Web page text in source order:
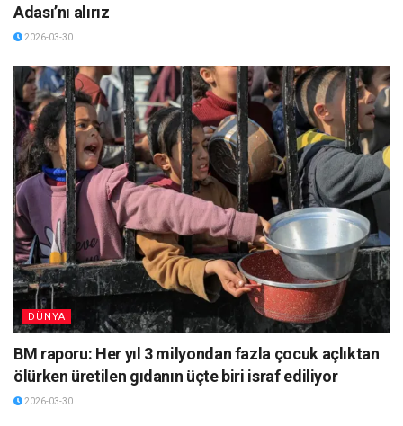
Adası’nı alırız
2026-03-30
DÜNYA
BM raporu: Her yıl 3 milyondan fazla çocuk açlıktan
ölürken üretilen gıdanın üçte biri israf ediliyor
2026-03-30